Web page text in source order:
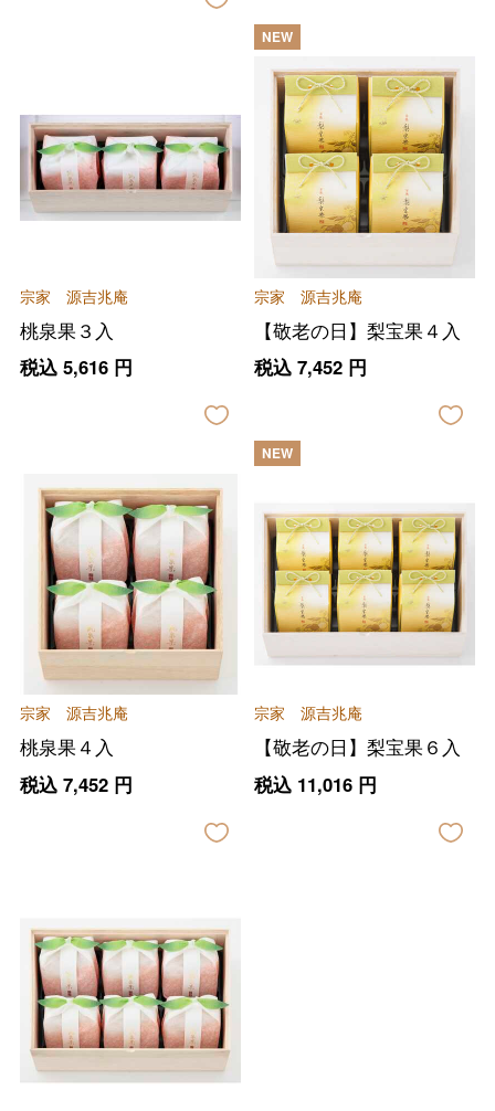
宗家 源吉兆庵
桃泉果３入
税込 5,616円
NEW
宗家 源吉兆庵
【敬老の日】梨宝果４入
税込 7,452円
宗家 源吉兆庵
桃泉果４入
税込 7,452円
NEW
宗家 源吉兆庵
【敬老の日】梨宝果６入
税込 11,016円